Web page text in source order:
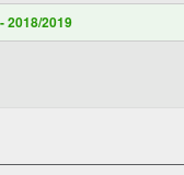
2018/2019